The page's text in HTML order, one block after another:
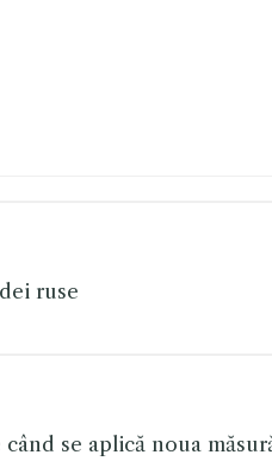
ruse
se aplică noua